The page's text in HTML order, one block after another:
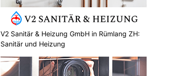
V2 Sanitär & Heizung GmbH in Rümlang ZH:
Sanitär und Heizung